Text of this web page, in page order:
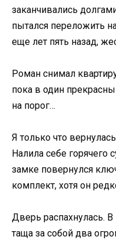
заканчивались
пытался переложить
еще лет пять назад,
Роман снимал
пока в один
на порог…
Я только что
Налила себе горячего
замке повернулся
комплект, хотя он
Дверь распахнулась.
таща за собой два